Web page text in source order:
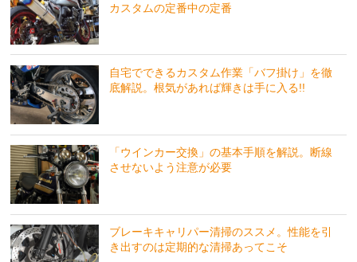
カスタムの定番中の定番
自宅でできるカスタム作業「バフ掛け」を徹
底解説。根気があれば輝きは手に入る!!
「ウインカー交換」の基本手順を解説。断線
させないよう注意が必要
ブレーキキャリパー清掃のススメ。性能を引
き出すのは定期的な清掃あってこそ